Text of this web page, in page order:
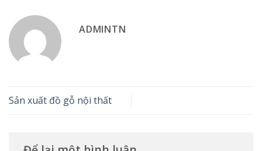
ADMINTN
Sản xuất đồ gỗ nội thất